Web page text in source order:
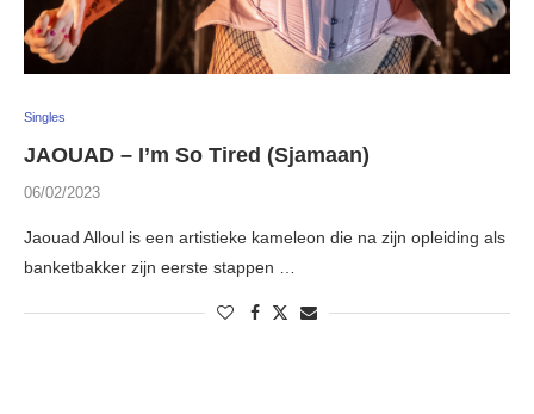
Singles
JAOUAD – I’m So Tired (Sjamaan)
06/02/2023
Jaouad Alloul is een artistieke kameleon die na zijn opleiding als
banketbakker zijn eerste stappen …